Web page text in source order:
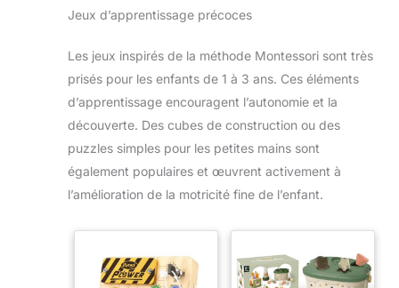
Jeux d’apprentissage précoces
Les jeux inspirés de la méthode Montessori sont très
prisés pour les enfants de 1 à 3 ans. Ces éléments
d’apprentissage encouragent l’autonomie et la
découverte. Des cubes de construction ou des
puzzles simples pour les petites mains sont
également populaires et œuvrent activement à
l’amélioration de la motricité fine de l’enfant.